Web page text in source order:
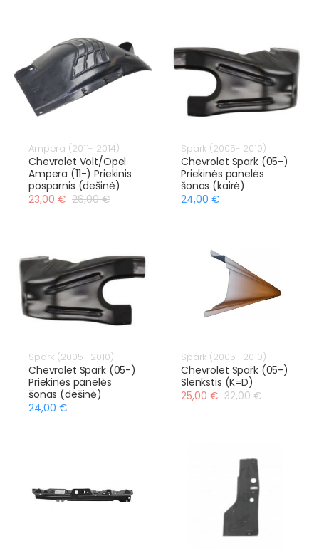
Ampera (2011- 2014)
Chevrolet Volt/Opel
Ampera (11-) Priekinis
posparnis (dešinė)
23,00 € 26,00 €
Spark (2005- 2010)
Chevrolet Spark (05-)
Priekinės panelės
šonas (kairė)
24,00 €
Spark (2005- 2010)
Chevrolet Spark (05-)
Priekinės panelės
šonas (dešinė)
24,00 €
Spark (2005- 2010)
Chevrolet Spark (05-)
Slenkstis (K=D)
25,00 € 32,00 €